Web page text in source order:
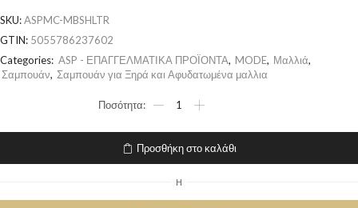
SKU:ASPMC-MBSHLTR
GTIN: 5055786237602
Categories: ASP - ΕΠΑΓΓΕΛΜΑΤΙΚΑ ΠΡΟΪΟΝΤΑ, MODE, Μαλλιά,
Σαμπουάν, Σαμπουάν για Ξηρά και Αφυδατωμένα μαλλια
Προσθήκη στο καλάθι
H